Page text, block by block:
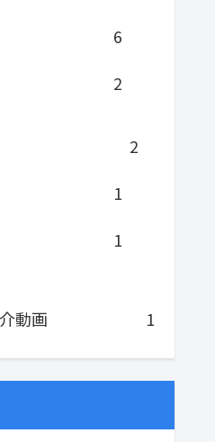
6
2
2
1
1
動画 1